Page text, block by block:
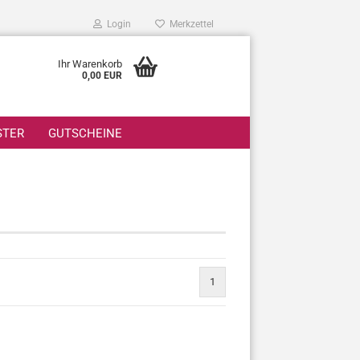
Login Merkzettel
Ihr Warenkorb
0,00 EUR
GUTSCHEINE
1